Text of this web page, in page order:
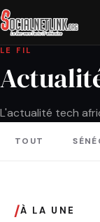
LE FIL
L'actualité tech
TOUT
/À LA UNE